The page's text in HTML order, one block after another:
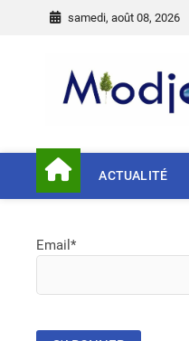
samedi, août 08, 2026
ACTUALITÉ
Email*